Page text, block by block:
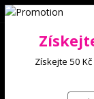
Získejte 50